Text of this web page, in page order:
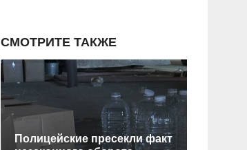
СМОТРИТЕ ТАКЖЕ
Полицейские пресекли факт